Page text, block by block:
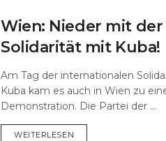
Wien: Nieder mit
Solidarität mit Kuba!
Am Tag der internationalen
Kuba kam es auch in Wien zu
Demonstration. Die Partei der ...
WEITERLESEN